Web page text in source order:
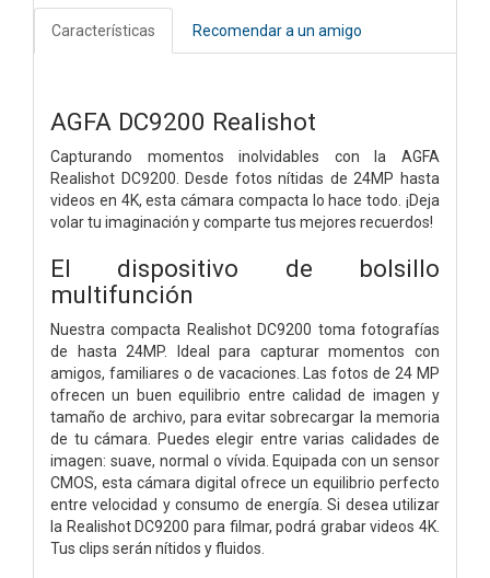
Características Recomendar a un amigo
AGFA DC9200 Realishot
Capturando momentos inolvidables con la AGFA
Realishot DC9200. Desde fotos nítidas de 24MP hasta
videos en 4K, esta cámara compacta lo hace todo. ¡Deja
volar tu imaginación y comparte tus mejores recuerdos!
El dispositivo de bolsillo
multifunción
Nuestra compacta Realishot DC9200 toma fotografías
de hasta 24MP. Ideal para capturar momentos con
amigos, familiares o de vacaciones. Las fotos de 24 MP
ofrecen un buen equilibrio entre calidad de imagen y
tamaño de archivo, para evitar sobrecargar la memoria
de tu cámara. Puedes elegir entre varias calidades de
imagen: suave, normal o vívida. Equipada con un sensor
CMOS, esta cámara digital ofrece un equilibrio perfecto
entre velocidad y consumo de energía. Si desea utilizar
la Realishot DC9200 para filmar, podrá grabar videos 4K.
Tus clips serán nítidos y fluidos.